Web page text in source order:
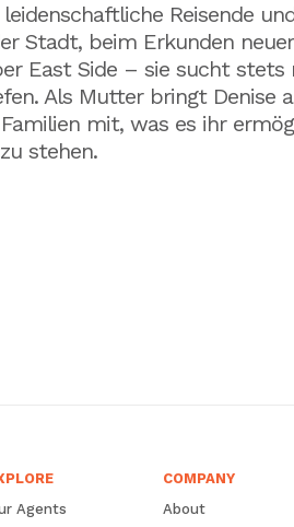
Reisende
Stadt, beim Erkunden
East Side – sie sucht stets
Als Mutter bringt Denise
mit, was es ihr
stehen.
Agents
COMPANY
About